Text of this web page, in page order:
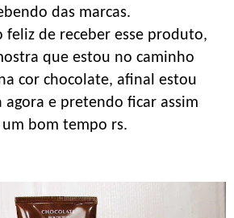
das marcas.
feliz de receber esse produto,
que estou no caminho
cor chocolate, afinal estou
agora e pretendo ficar assim
bom tempo rs.